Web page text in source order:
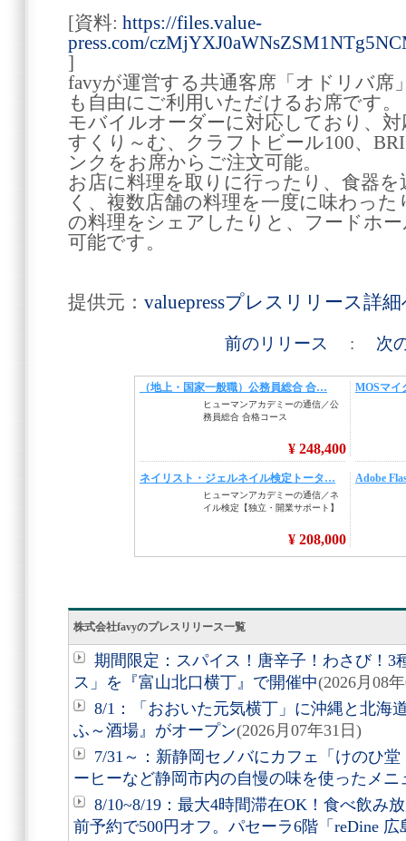
[資料: https://files.value-
press.com/
]
favyが運営する共通客席「オドリバ席
も自由にご利用いただけるお席です。
モバイルオーダーに対応しており、対
すくり～む、クラフトビール100、
ンクをお席からご注文可能。
お店に料理を取りに行ったり、食器
く、複数店舗の料理を一度に味わっ
の料理をシェアしたりと、フードホ
可能です。
提供元： valuepressプレスリリース詳
前のリリース : 次
株式会社favyのプレスリリース一覧
期間限定：スパイス！唐辛子！わさび！3
ス」を『富山北口横丁』で開催中(2026月08
8/1：「おおいた元気横丁」に沖縄と北海
ふ～酒場』がオープン(2026月07年31日)
7/31～：新静岡セノバにカフェ「けのひ
ーヒーなど静岡市内の自慢の味を使ったメニ
8/10~8/19：最大4時間滞在OK！食べ飲み
前予約で500円オフ。パセーラ6階「reDine 広